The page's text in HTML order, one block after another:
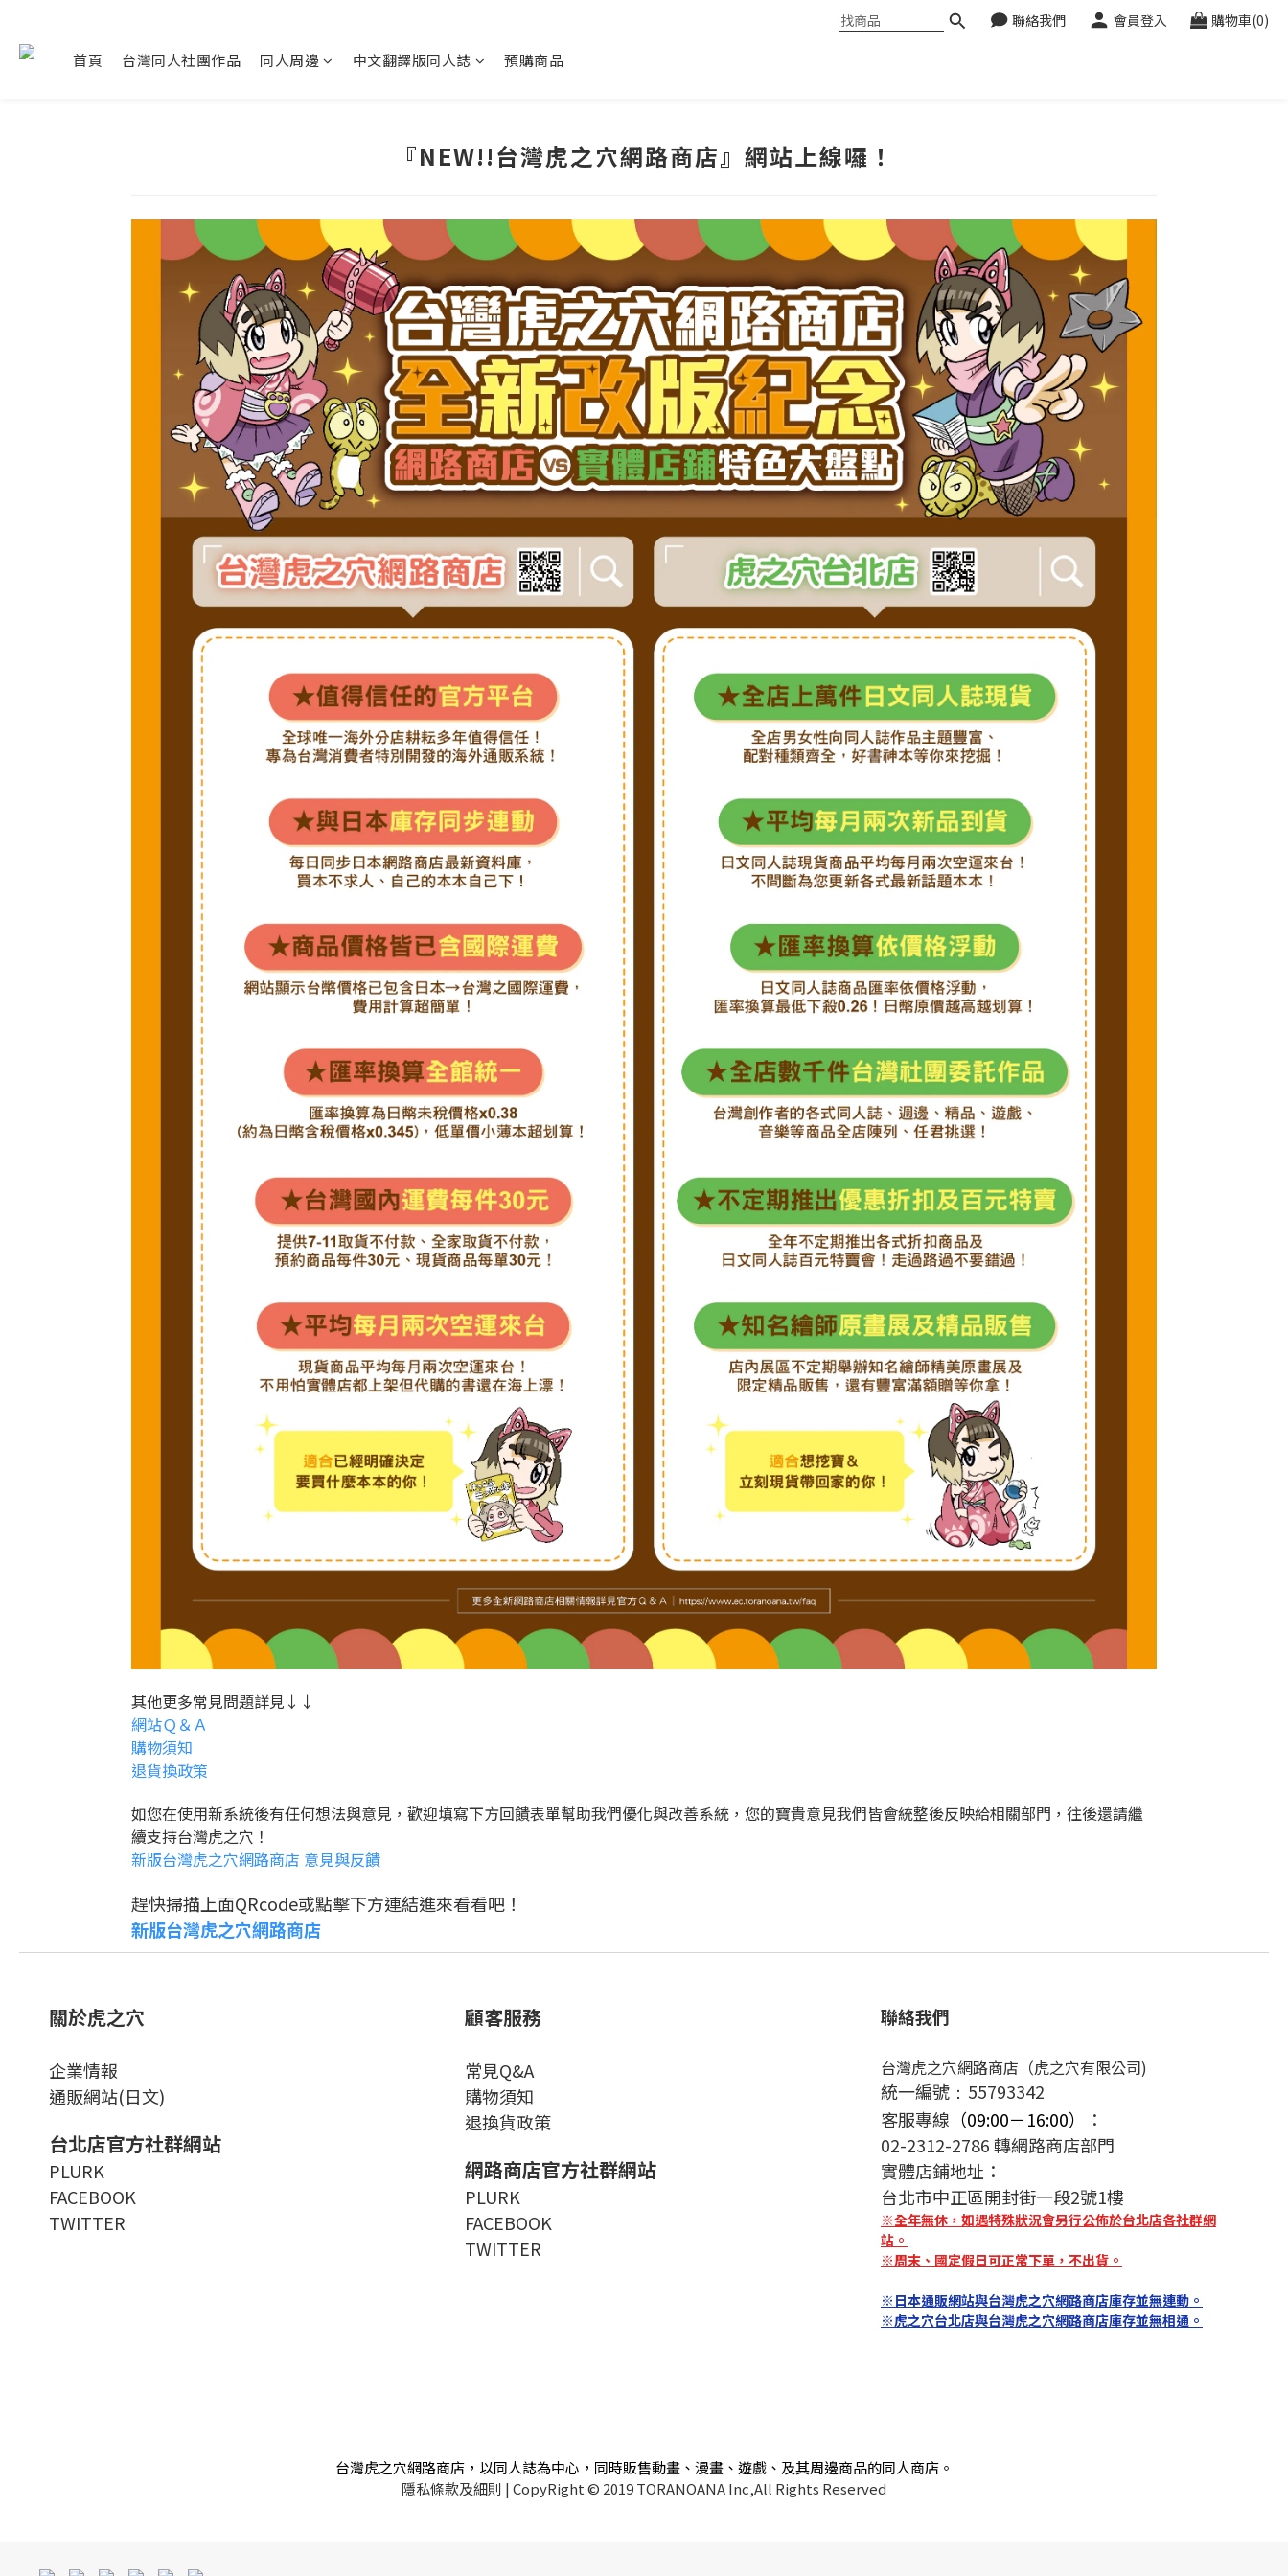
聯絡我們 會員登入 購物車(0)
首頁 台灣同人社團作品 同人周邊 中文翻譯版同人誌 預購商品
『NEW!!台灣虎之穴網路商店』網站上線囉！
其他更多常見問題詳見↓↓
網站Ｑ＆Ａ
購物須知
退貨換政策
如您在使用新系統後有任何想法與意見，歡迎填寫下方回饋表單幫助我們優化與改善系統，您的寶貴意見我們皆會統整後反映給相關部門，往後還請繼
續支持台灣虎之穴！
新版台灣虎之穴網路商店 意見與反饋
趕快掃描上面QRcode或點擊下方連結進來看看吧！
新版台灣虎之穴網路商店
關於虎之穴
企業情報
通販網站(日文)
台北店官方社群網站
PLURK
FACEBOOK
TWITTER
顧客服務
常見Q&A
購物須知
退換貨政策
網路商店官方社群網站
PLURK
FACEBOOK
TWITTER
聯絡我們
台灣虎之穴網路商店（虎之穴有限公司)
統一編號 ： 55793342
客服專線 （09:00－16:00）
：
02-2312-2786 轉網路商店部門
實體店鋪地址：
台北市中正區開封街一段2號1樓
※全年無休，如遇特殊狀況會另行公佈於台北店各社群網
站。
※周末、國定假日可正常下單，不出貨。
※日本通販網站與台灣虎之穴網路商店庫存並無連動。
※虎之穴台北店與台灣虎之穴網路商店庫存並無相通。
台灣虎之穴網路商店，以同人誌為中心，同時販售動畫、漫畫、遊戲、及其周邊商品的同人商店。
隱私條款及細則 | CopyRight © 2019 TORANOANA Inc,All Rights Reserved